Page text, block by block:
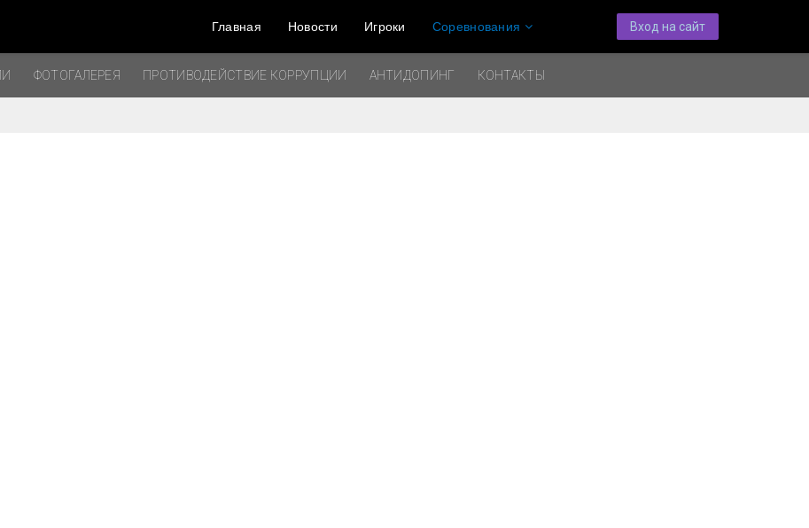
Главная Новости Игроки Соревнования Вход на сайт
ФОТОГАЛЕРЕЯ ПРОТИВОДЕЙСТВИЕ КОРРУПЦИИ АНТИДОПИНГ КОНТАКТЫ